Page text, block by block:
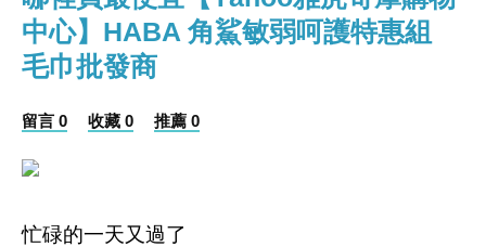
中心】HABA 角鯊敏弱呵護特惠組
毛巾批發商
留言 0 收藏 0 推薦 0
忙碌的一天又過了